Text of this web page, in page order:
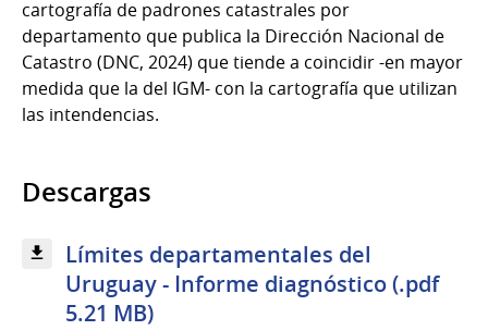
cartografía de padrones catastrales por
departamento que publica la Dirección Nacional de
Catastro (DNC, 2024) que tiende a coincidir -en mayor
medida que la del IGM- con la cartografía que utilizan
las intendencias.
Descargas
Límites departamentales del
Uruguay - Informe diagnóstico (.pdf
5.21 MB)